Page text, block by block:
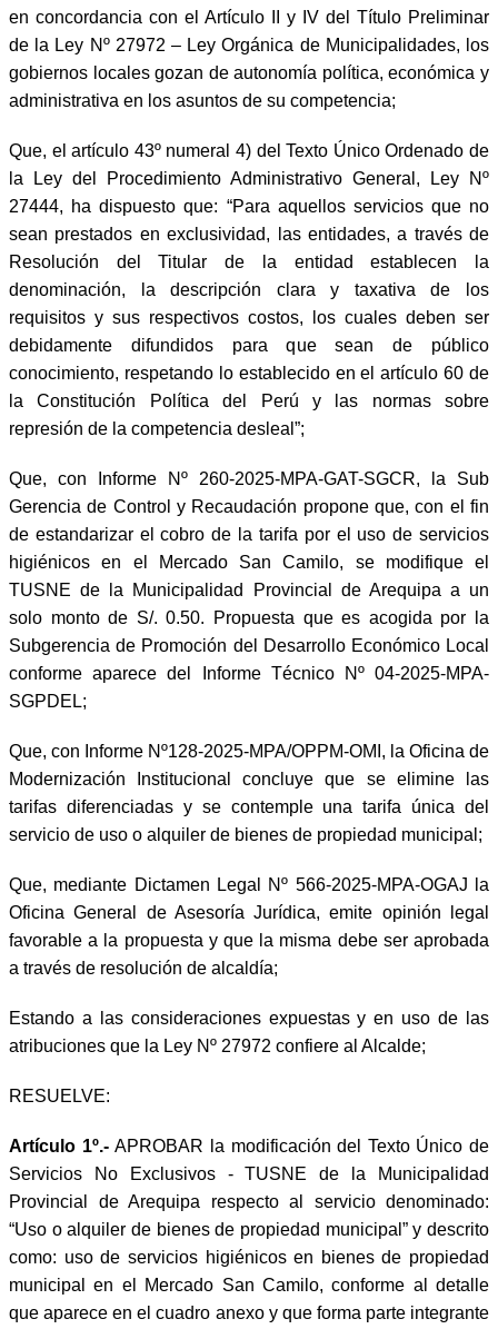
en concordancia con el Artículo II y IV del Título Preliminar
de la Ley Nº 27972 – Ley Orgánica de Municipalidades, los
gobiernos locales gozan de autonomía política, económica y
administrativa en los asuntos de su competencia;
Que, el artículo 43º numeral 4) del Texto Único Ordenado de
la Ley del Procedimiento Administrativo General, Ley Nº
27444, ha dispuesto que: “Para aquellos servicios que no
sean prestados en exclusividad, las entidades, a través de
Resolución del Titular de la entidad establecen la
denominación, la descripción clara y taxativa de los
requisitos y sus respectivos costos, los cuales deben ser
debidamente difundidos para que sean de público
conocimiento, respetando lo establecido en el artículo 60 de
la Constitución Política del Perú y las normas sobre
represión de la competencia desleal”;
Que, con Informe Nº 260-2025-MPA-GAT-SGCR, la Sub
Gerencia de Control y Recaudación propone que, con el fin
de estandarizar el cobro de la tarifa por el uso de servicios
higiénicos en el Mercado San Camilo, se modifique el
TUSNE de la Municipalidad Provincial de Arequipa a un
solo monto de S/. 0.50. Propuesta que es acogida por la
Subgerencia de Promoción del Desarrollo Económico Local
conforme aparece del Informe Técnico Nº 04-2025-MPA-
SGPDEL;
Que, con Informe Nº128-2025-MPA/OPPM-OMI, la Oficina de
Modernización Institucional concluye que se elimine las
tarifas diferenciadas y se contemple una tarifa única del
servicio de uso o alquiler de bienes de propiedad municipal;
Que, mediante Dictamen Legal Nº 566-2025-MPA-OGAJ la
Oficina General de Asesoría Jurídica, emite opinión legal
favorable a la propuesta y que la misma debe ser aprobada
a través de resolución de alcaldía;
Estando a las consideraciones expuestas y en uso de las
atribuciones que la Ley Nº 27972 confiere al Alcalde;
RESUELVE:
Artículo 1º.-APROBAR la modificación del Texto Único de
Servicios No Exclusivos - TUSNE de la Municipalidad
Provincial de Arequipa respecto al servicio denominado:
“Uso o alquiler de bienes de propiedad municipal” y descrito
como: uso de servicios higiénicos en bienes de propiedad
municipal en el Mercado San Camilo, conforme al detalle
que aparece en el cuadro anexo y que forma parte integrante